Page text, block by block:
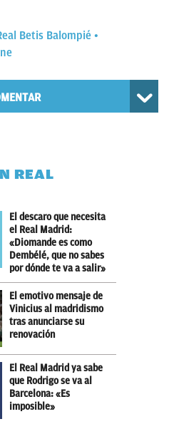
Betis Balompié
REAL
El descaro que necesita
el Real Madrid:
«Diomande es como
Dembélé, que no sabes
por dónde te va a salir»
El emotivo mensaje de
Vinicius al madridismo
tras anunciarse su
renovación
El Real Madrid ya sabe
que Rodrigo se va al
Barcelona: «Es
imposible»